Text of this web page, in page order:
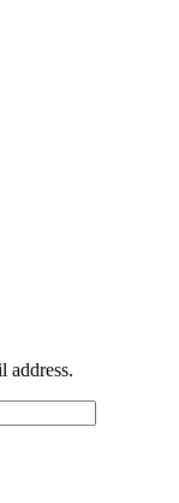
address.